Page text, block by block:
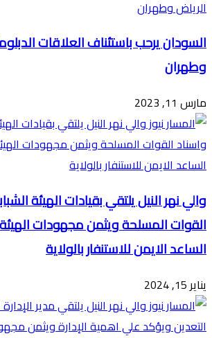
السودان يرحب باستئناف العلاقات
وطهران
مارس 11, 2023
والي نهر النيل يلتقي بقيادات الهيئة
القوات المسلحة ويثمن مجهودات
الساعد الايمن للاستنفار بالولاية
يناير 15, 2024